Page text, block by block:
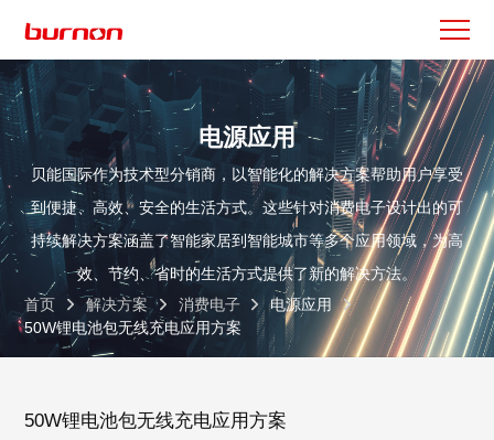
电源应用
贝能国际作为技术型分销商，以智能化的解决方案帮助用户享受
到便捷、高效、安全的生活方式。这些针对消费电子设计出的可
持续解决方案涵盖了智能家居到智能城市等多个应用领域，为高
效、节约、省时的生活方式提供了新的解决方法。
首页
解决方案 消费电子
电源应用
50W锂电池包无线充电应用方案
50W锂电池包无线充电应用方案